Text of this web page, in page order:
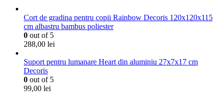
Cort de gradina pentru copii Rainbow Decoris 120x120x115
cm albastru bambus poliester
0 out of 5
288,00 lei
Suport pentru lumanare Heart din aluminiu 27x7x17 cm
Decoris
0 out of 5
99,00 lei